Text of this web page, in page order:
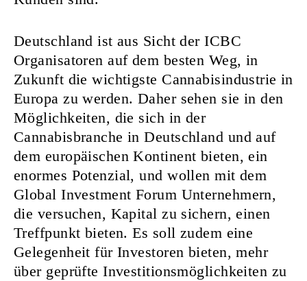
Deutschland ist aus Sicht der ICBC
Organisatoren auf dem besten Weg, in
Zukunft die wichtigste Cannabisindustrie in
Europa zu werden. Daher sehen sie in den
Möglichkeiten, die sich in der
Cannabisbranche in Deutschland und auf
dem europäischen Kontinent bieten, ein
enormes Potenzial, und wollen mit dem
Global Investment Forum Unternehmern,
die versuchen, Kapital zu sichern, einen
Treffpunkt bieten. Es soll zudem eine
Gelegenheit für Investoren bieten, mehr
über geprüfte Investitionsmöglichkeiten zu